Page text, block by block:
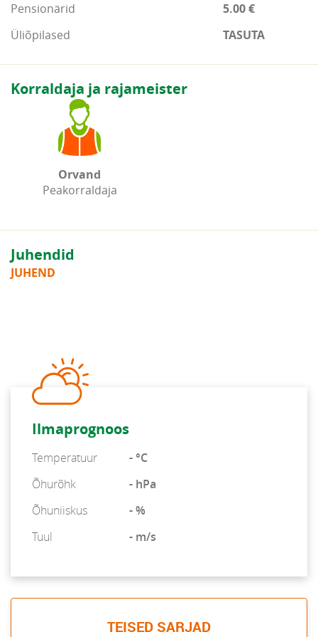
Pensionärid
5.00 €
Üliõpilased
TASUTA
Korraldaja ja rajameister
Orvand
Peakorraldaja
Juhendid
JUHEND
Ilmaprognoos
Temperatuur
- °C
Õhurõhk
- hPa
Õhuniiskus
- %
Tuul
- m/s
TEISED SARJAD